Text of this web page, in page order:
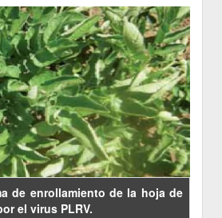
de enrollamiento de la hoja de
el virus PLRV.